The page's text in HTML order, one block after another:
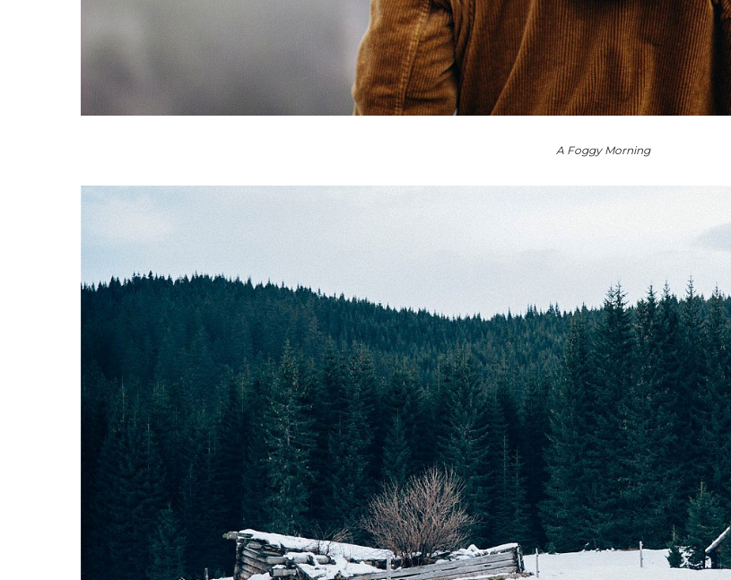
A Foggy Morning